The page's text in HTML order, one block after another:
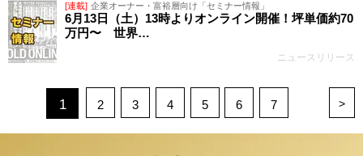
[連載] 企業オーナー・富裕層向け「セミナー情報」
6月13日（土）13時よりオンライン開催！坪単価約70
万円〜 世界…
ニュースリリース
1 2 3 4 5 6 7 >